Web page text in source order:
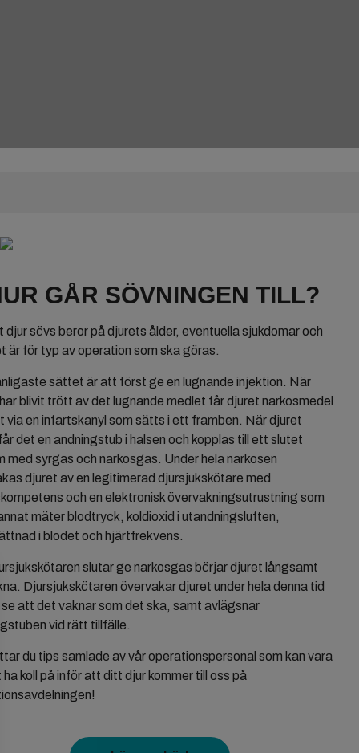
GÅR SÖVNINGEN TILL?
djur sövs beror på djurets ålder, eventuella sjukdomar och
är för typ av operation som ska göras.
sättet är att först ge en lugnande injektion. När
blivit trött av det lugnande medlet får djuret narkosmedel
via en infartskanyl som sätts i ett framben. När djuret
det en andningstub i halsen och kopplas till ett slutet
med syrgas och narkosgas. Under hela narkosen
djuret av en legitimerad djursjukskötare med
och en elektronisk övervakningsutrustning som
mäter blodtryck, koldioxid i utandningsluften,
i blodet och hjärtfrekvens.
slutar ge narkosgas börjar djuret långsamt
Djursjukskötaren övervakar djuret under hela denna tid
se att det vaknar som det ska, samt avlägsnar
vid rätt tillfälle.
du tips samlade av vår operationspersonal som kan vara
ha koll på inför att ditt djur kommer till oss på